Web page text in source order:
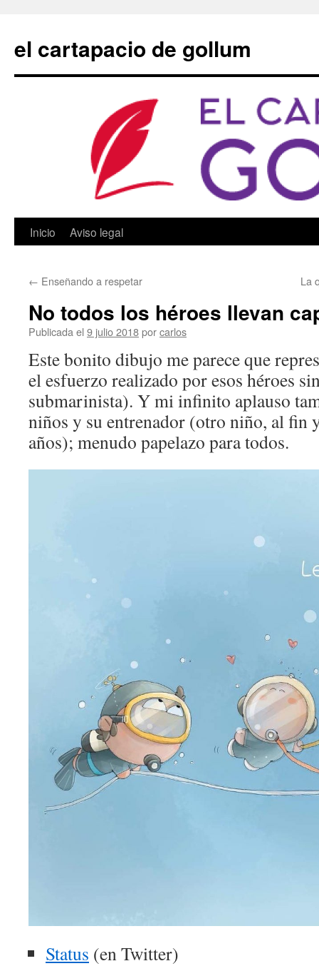
contenido
el cartapacio de gollum
Inicio Aviso legal
← Enseñando a respetar La
No todos los héroes llevan
Publicada el 9 julio 2018porcarlos
Este bonito dibujo me parece que
el esfuerzo realizado por esos héroes
submarinista). Y mi infinito aplauso
niños y su entrenador (otro niño, al fin
años); menudo papelazo para todos.
Status (en Twitter)